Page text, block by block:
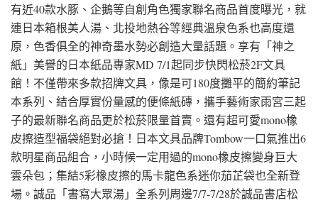
有近40款水豚、企鵝等自創角色獨家聯名商品首度曝光，就
連日本箱根美人湯、北投地熱谷等經典溫泉色系也高度還
原，色香俱全的神奇墨水勢必創造大量話題。享有「神之
紙」美譽的日本紙品專家MD 7/1起同步快閃松菸2F文具
館！不僅帶來多款招牌文具，像是可180度攤平的簡約筆記
本系列、結合厚實份量感的便條紙磚，攜手藝術家雨宮三起
子的最新聯名商品更於松菸限量首賣。還有超可愛mono橡
皮擦造型福袋絕對必搶！日本文具品牌Tombow一口氣推出6
款明星商品組合，小時候一定用過的mono橡皮擦變身巨大
雲朵包；集結5彩橡皮擦的馬卡龍色系迷你茄芷袋也全新登
場。誠品「書寫大眾湯」全系列周邊7/7-7/28於誠品書店松